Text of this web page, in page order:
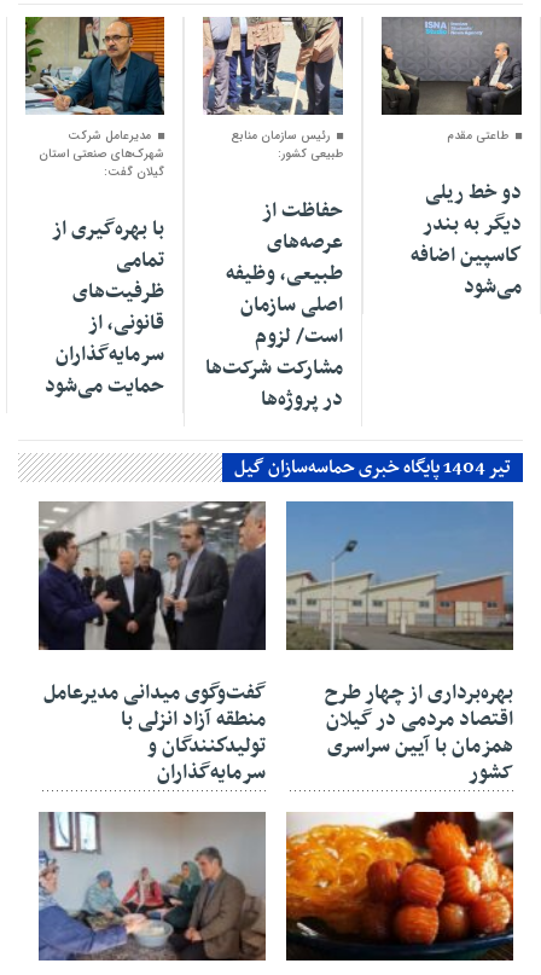
۰۴ اسفند ۱۴۰۴
طاعتی مقدم
دو خط ریلی
دیگر به بندر
كاسپین اضافه
می‌شود
۰۱ اسفند ۱۴۰۴
رئیس سازمان منابع
طبیعی کشور:
حفاظت از
عرصه‌های
طبیعی، وظیفه
اصلی سازمان
است/ لزوم
مشارکت شرکت‌ها
در پروژه‌ها
۳۰ بهمن ۱۴۰۴
مدیرعامل شرکت
شهرک‌های صنعتی استان
گیلان گفت:
با بهره‌گیری از
تمامی
ظرفیت‌های
قانونی، از
سرمایه‌گذاران
حمایت می‌شود
تیر 1404 پایگاه خبری حماسه‌سازان گیل
۳۰ بهمن ۱۴۰۴
بهره‌برداری از چهار طرح
اقتصاد مردمی در گیلان
همزمان با آیین سراسری
کشور
گفت‌وگوی میدانی مدیرعامل
منطقه آزاد انزلی با
تولیدكنندگان و
سرمایه‌گذاران
۳۰ بهمن ۱۴۰۴ ۲۷ بهمن ۱۴۰۴